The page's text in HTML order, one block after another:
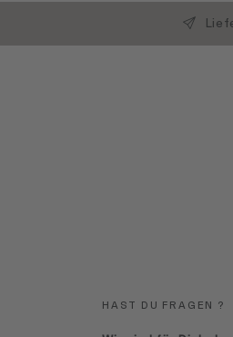
HAST DU FRAGEN ?